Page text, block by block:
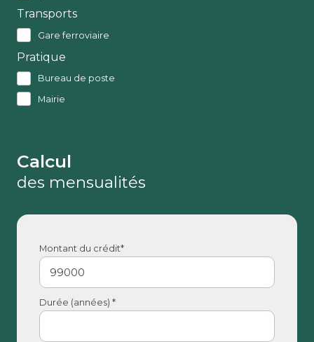
Transports
Gare ferroviaire
Pratique
Bureau de poste
Mairie
Calcul
des mensualités
Montant du crédit*
Durée (années) *